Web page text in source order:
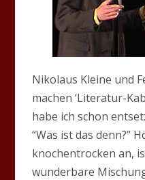
Nikolaus Kleine und
machen ‘Literatur-
habe ich schon
“Was ist das denn?”
knochentrocken an,
wunderbare